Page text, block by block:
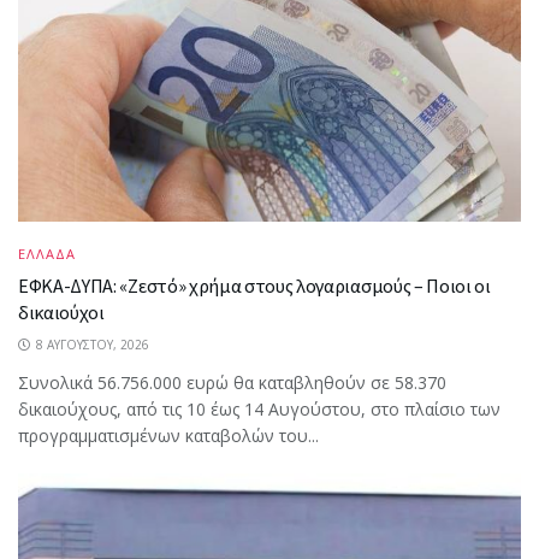
ΕΛΛΑΔΑ
ΕΦΚΑ-ΔΥΠΑ: «Ζεστό» χρήμα στους λογαριασμούς – Ποιοι οι
δικαιούχοι
8 ΑΥΓΟΎΣΤΟΥ, 2026
Συνολικά 56.756.000 ευρώ θα καταβληθούν σε 58.370
δικαιούχους, από τις 10 έως 14 Αυγούστου, στο πλαίσιο των
προγραμματισμένων καταβολών του...